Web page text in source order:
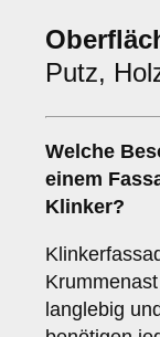
Putz,
Welche
einem
Klinker?
langlebig